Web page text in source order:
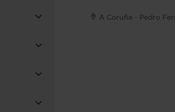
A Coruña - Pedro